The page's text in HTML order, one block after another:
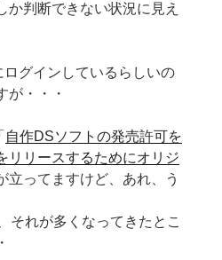
か判断できない状況に見え
ログインしているらしいの
が・・・
自作DSソフトの発売許可を
リリースするためにオリジ
立ってますけど、あれ、う
それが多くなってきたとこ